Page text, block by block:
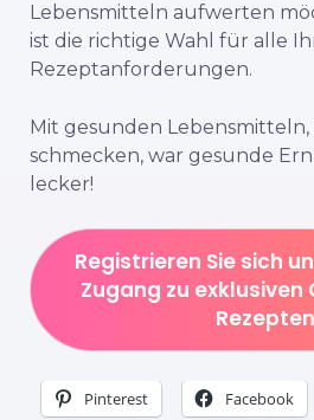
Lebensmitteln aufwerten
ist die richtige Wahl für alle
Rezeptanforderungen.
Mit gesunden
schmecken, war gesunde
lecker!
Registrieren Sie sich
Zugang zu exklusiven
Rezepten
Pinterest Facebook